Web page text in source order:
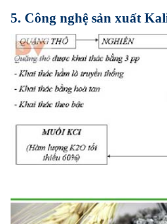
5. Công nghệ sản xuất